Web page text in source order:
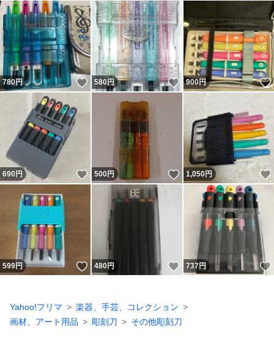
780円 いいね！
580円 いいね！
900円
690円 いいね！
500円 いいね！
1,050円
599円 いいね！
480円 いいね！
737円
Yahoo!フリマ
楽器、手芸、コレクション
画材、アート用品
彫刻刀 その他彫刻刀